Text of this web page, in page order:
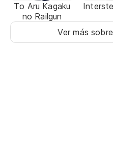
To Aru Kagaku
no Railgun
Ver más